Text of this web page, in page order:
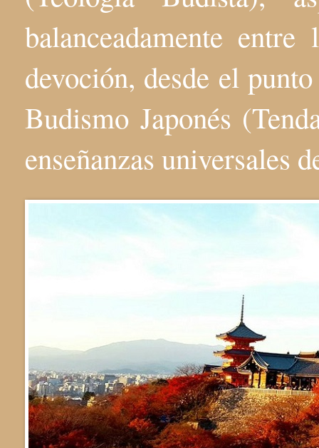
balanceadamente
devoción, desde el
Budismo Japonés
enseñanzas universales